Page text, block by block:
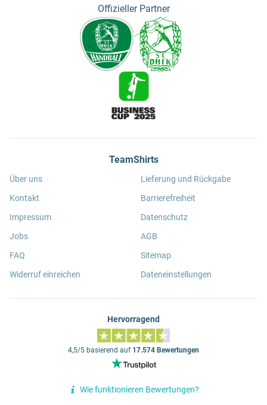
Offizieller Partner
TeamShirts
Über uns
Kontakt
Impressum
Jobs
FAQ
Widerruf einreichen
Lieferung und Rückgabe
Barrierefreiheit
Datenschutz
AGB
Sitemap
Dateneinstellungen
Hervorragend
4,5/5 basierend auf 17.574 Bewertungen
Wie funktionieren Bewertungen?